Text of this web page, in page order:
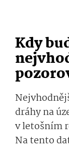
Kdy
dráhy na
v letošním
Na tento